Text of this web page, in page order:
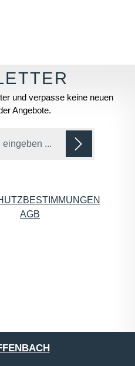
und verpasse keine neuen
Angebote.
E-Mail-Adresse*
AGB